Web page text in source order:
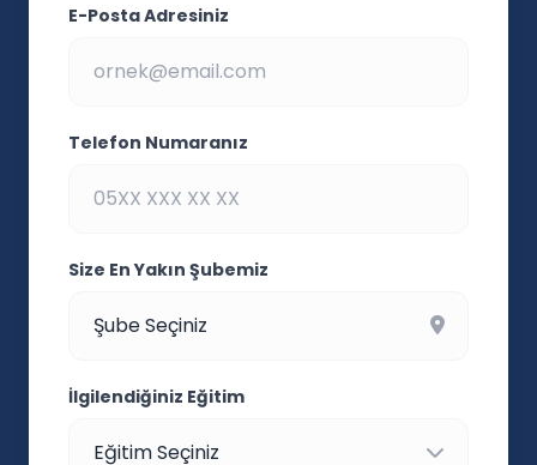
E-Posta Adresiniz
Telefon Numaranız
Size En Yakın Şubemiz
İlgilendiğiniz Eğitim